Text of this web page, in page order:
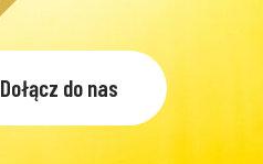
Dołącz do nas